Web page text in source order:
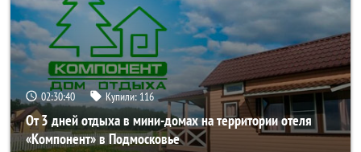
02:30:38 Купили: 116
От 3 дней отдыха в мини-домах на территории отеля
«Компонент» в Подмосковье